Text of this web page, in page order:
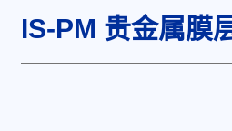
IS-PM 贵金属膜